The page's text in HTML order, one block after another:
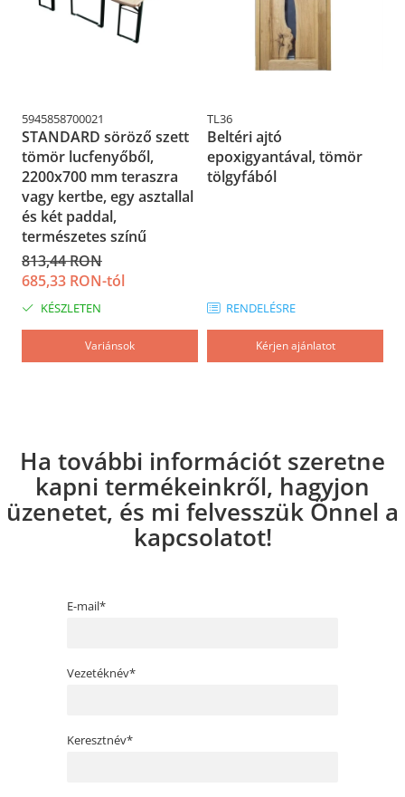
Válasszon háromrétegű fa kültéri ajtókat, hogy
elegáns, biztonságos és kényelmes bejáratot
élvezhessen otthonában!
5945858700021
STANDARD söröző szett
tömör lucfenyőből,
2200x700 mm teraszra
vagy kertbe, egy asztallal
és két paddal,
természetes színű
813,44 RON
685,33 RON-tól
KÉSZLETEN
Variánsok
TL36
Beltéri ajtó
epoxigyantával, tömör
tölgyfából
RENDELÉSRE
Kérjen ajánlatot
Ha további információt szeretne
kapni termékeinkről, hagyjon
üzenetet, és mi felvesszük Önnel a
kapcsolatot!
E-mail*
Vezetéknév*
Keresztnév*